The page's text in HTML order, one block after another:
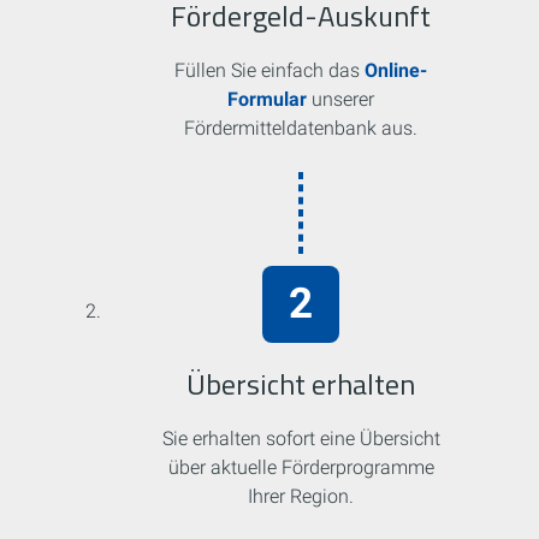
Fördergeld-Auskunft
Füllen Sie einfach das Online-
Formular unserer
Fördermitteldatenbank aus.
Übersicht erhalten
Sie erhalten sofort eine Übersicht
über aktuelle Förderprogramme
Ihrer Region.